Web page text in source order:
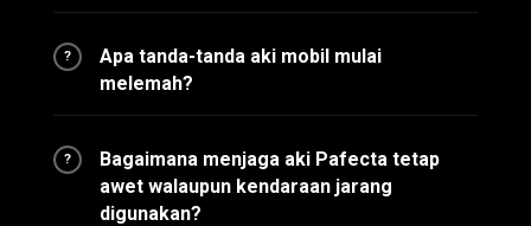
?
Apa tanda-tanda aki mobil mulai
melemah?
?
Bagaimana menjaga aki Pafecta tetap
awet walaupun kendaraan jarang
digunakan?